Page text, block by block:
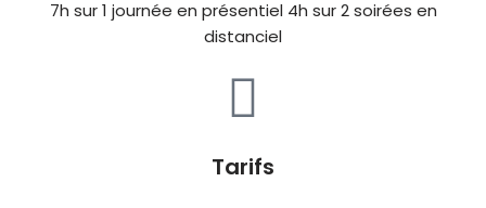
7h sur 1 journée en présentiel 4h sur 2 soirées en
distanciel
Tarifs